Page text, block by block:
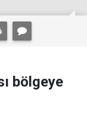
bölgeye